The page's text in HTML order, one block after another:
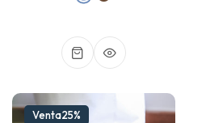
Venta25%